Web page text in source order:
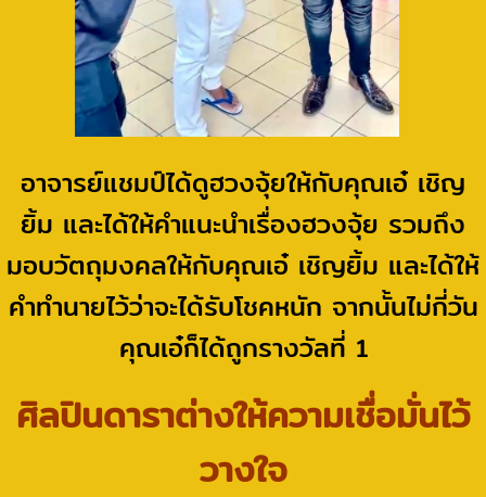
อาจารย์แชมป์ได้ดูฮวงจุ้ยให้กับคุณเอ๋ เชิญ
ยิ้ม และได้ให้คำแนะนำเรื่องฮวงจุ้ย รวมถึง
มอบวัตถุมงคลให้กับคุณเอ๋ เชิญยิ้ม และได้ให้
คำทำนายไว้ว่าจะได้รับโชคหนัก จากนั้นไม่กี่วัน
คุณเอ๋ก็ได้ถูกรางวัลที่ 1
ศิลปินดาราต่างให้ความเชื่อมั่นไว้
วางใจ